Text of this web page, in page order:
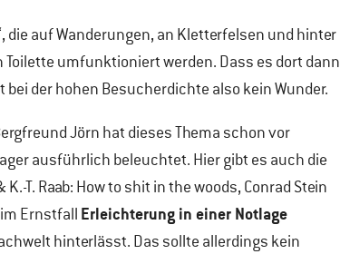
die auf Wanderungen, an Kletterfelsen und hinter
umfunktioniert werden. Dass es dort dann
der hohen Besucherdichte also kein Wunder.
Jörn hat dieses Thema schon vor
ausführlich beleuchtet. Hier gibt es auch die
T. Raab: How to shit in the woods, Conrad Stein
Ernstfall Erleichterung in einer Notlage
hinterlässt. Das sollte allerdings kein